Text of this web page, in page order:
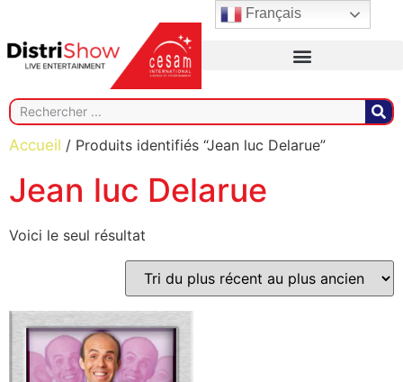
Accueil / Produits identifiés “Jean luc Delarue”
Jean luc Delarue
Voici le seul résultat
Français